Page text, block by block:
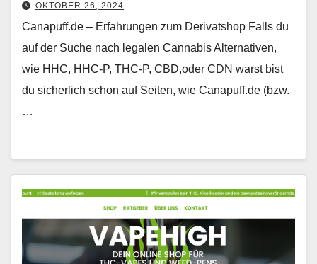
OKTOBER 26, 2024
Canapuff.de – Erfahrungen zum Derivatshop Falls du
auf der Suche nach legalen Cannabis Alternativen,
wie HHC, HHC-P, THC-P, CBD,oder CDN warst bist
du sicherlich schon auf Seiten, wie Canapuff.de (bzw.
…